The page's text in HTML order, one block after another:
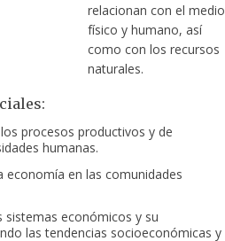
relacionan con el medio
físico y humano, así
como con los recursos
naturales.
procesos productivos y de
humanas.
economía en las comunidades
sistemas económicos y su
las tendencias socioeconómicas y